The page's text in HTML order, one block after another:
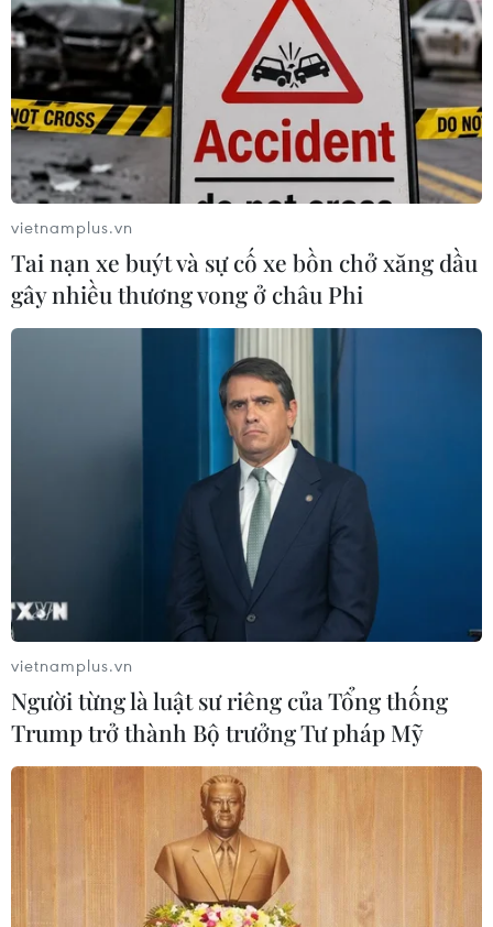
và tổng thống đến cuối tháng Ba.
vietnamplus.vn
Tai nạn xe buýt và sự cố xe bồn chở xăng dầu
gây nhiều thương vong ở châu Phi
vietnamplus.vn
Người từng là luật sư riêng của Tổng thống
Trump trở thành Bộ trưởng Tư pháp Mỹ